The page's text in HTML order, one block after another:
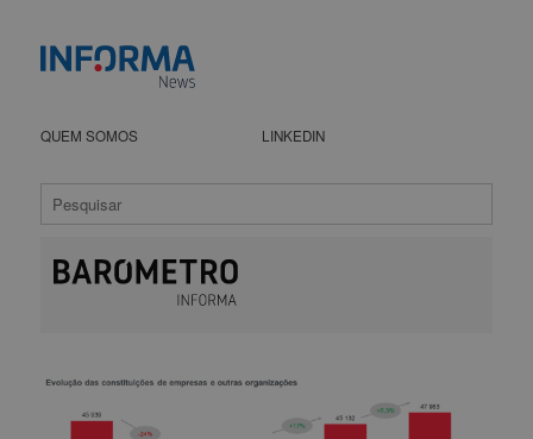
QUEM SOMOS LINKEDIN